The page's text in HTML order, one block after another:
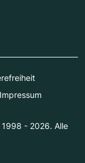
Impressum
- 2026. Alle